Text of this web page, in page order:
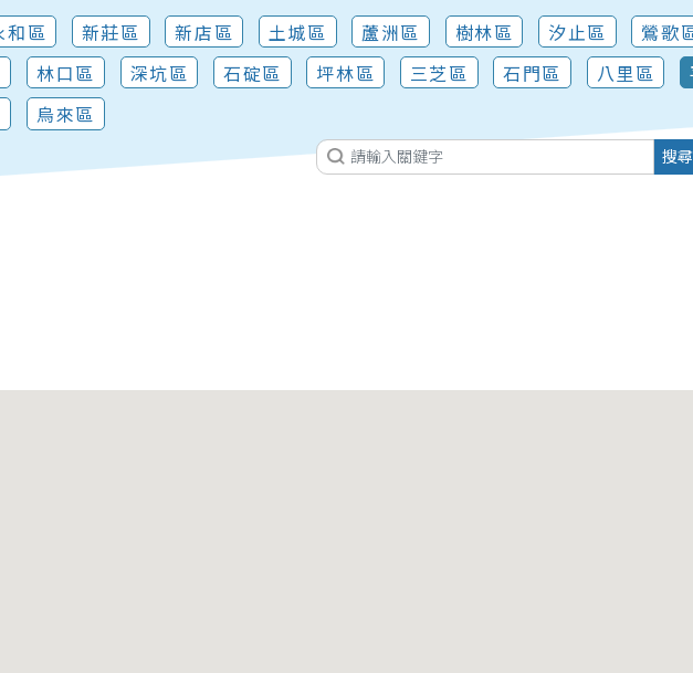
和區 新莊區 新店區 土城區 蘆洲區 樹林區 汐止區 鶯歌
林口區 深坑區 石碇區 坪林區 三芝區 石門區 八里區
烏來區
搜尋